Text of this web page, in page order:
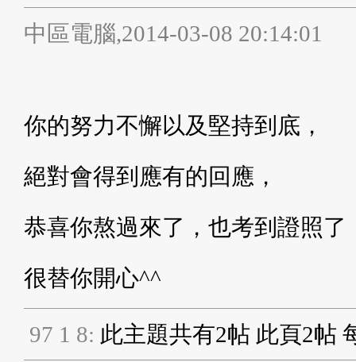
中區電腦,2014-03-08 20:14:01
你的努力不懈以及堅持到底，
絕對會得到應有的回應，
恭喜你熬過來了，也考到證照了
很替你開心^^
97 1 8: 此主題共有2帖 此頁2帖